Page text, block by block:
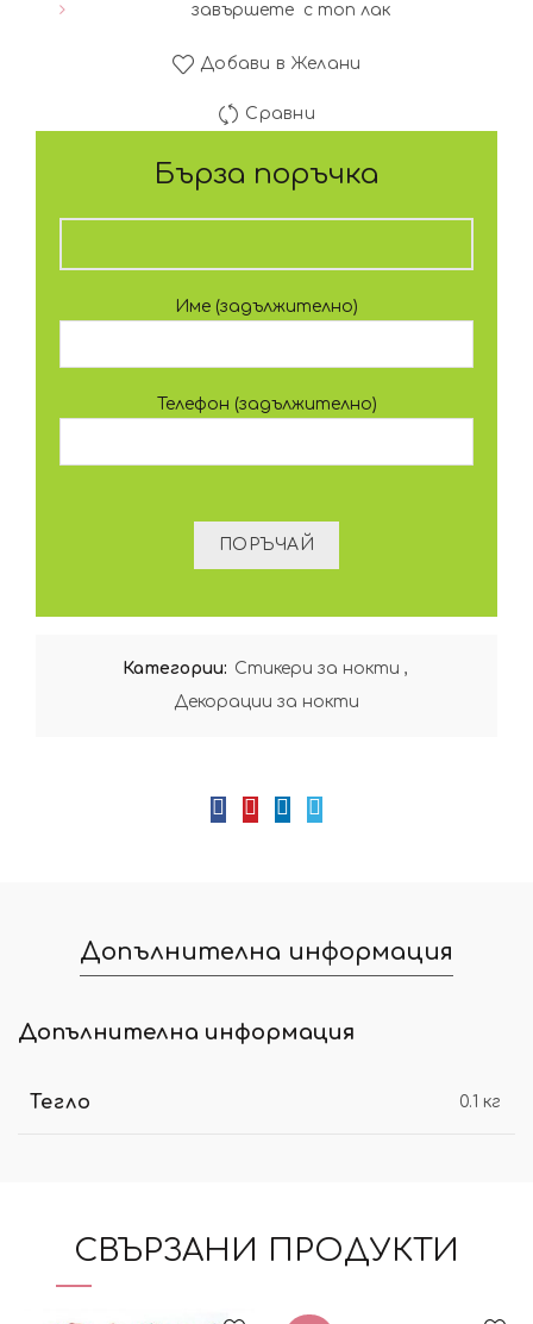
завършете с топ лак
Добави в Желани
Сравни
Бърза поръчка
Име (задължително)
Телефон (задължително)
Категории: Стикери за нокти ,
Декорации за нокти
Допълнителна информация
Допълнителна информация
Тегло 0.1 кг
СВЪРЗАНИ ПРОДУКТИ